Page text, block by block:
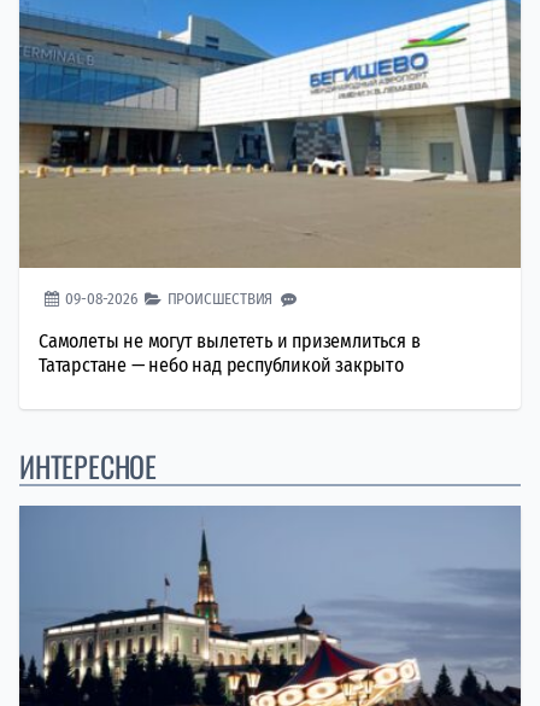
09-08-2026 ПРОИСШЕСТВИЯ
Самолеты не могут вылететь и приземлиться в
Татарстане — небо над республикой закрыто
ИНТЕРЕСНОЕ